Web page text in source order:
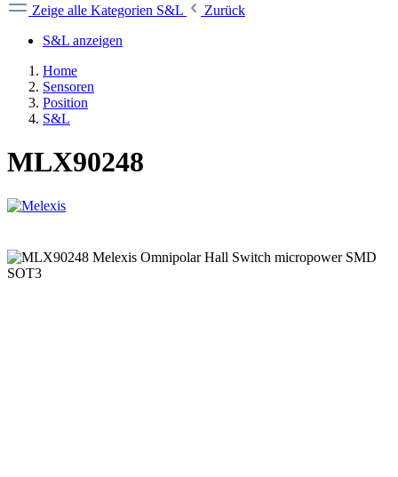
Zeige alle Kategorien S&L
Zurück
S&L anzeigen
Home
Sensoren
Position
S&L
MLX90248